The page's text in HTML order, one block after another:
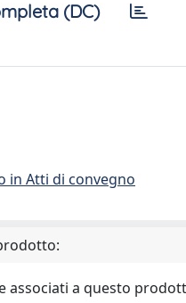
(DC)
in Atti di convegno
associati a questo